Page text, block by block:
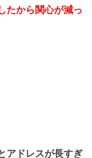
たから関心が減っ
アドレスが長すぎ